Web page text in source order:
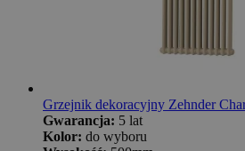
Grzejnik dekoracyjny Zehnder
Gwarancja: 5 lat
Kolor: do wyboru